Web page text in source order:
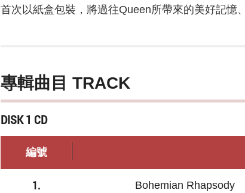
首次以紙盒包裝，將過往Queen所帶來的美好記憶
專輯曲目 TRACK
DISK 1 CD
編號
1. Bohemian Rhapsody